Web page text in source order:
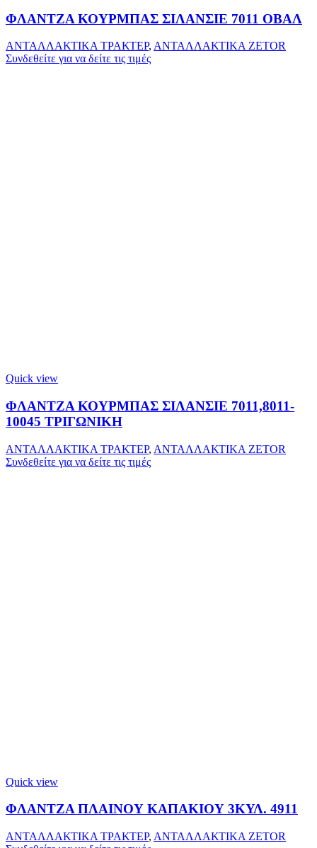
ΦΛΑΝΤΖΑ ΚΟΥΡΜΠΑΣ ΣΙΛΑΝΣΙΕ 7011 ΟΒΑΛ
ΑΝΤΑΛΛΑΚΤΙΚΑ ΤΡΑΚΤΕΡ, ΑΝΤΑΛΛΑΚΤΙΚΑ ZETOR
Συνδεθείτε για να δείτε τις τιμές
Quick view
ΦΛΑΝΤΖΑ ΚΟΥΡΜΠΑΣ ΣΙΛΑΝΣΙΕ 7011,8011-
10045 ΤΡΙΓΩΝΙΚΗ
ΑΝΤΑΛΛΑΚΤΙΚΑ ΤΡΑΚΤΕΡ, ΑΝΤΑΛΛΑΚΤΙΚΑ ZETOR
Συνδεθείτε για να δείτε τις τιμές
Quick view
ΦΛΑΝΤΖΑ ΠΛΑΙΝΟΥ ΚΑΠΑΚΙΟΥ 3ΚΥΛ. 4911
ΑΝΤΑΛΛΑΚΤΙΚΑ ΤΡΑΚΤΕΡ, ΑΝΤΑΛΛΑΚΤΙΚΑ ZETOR